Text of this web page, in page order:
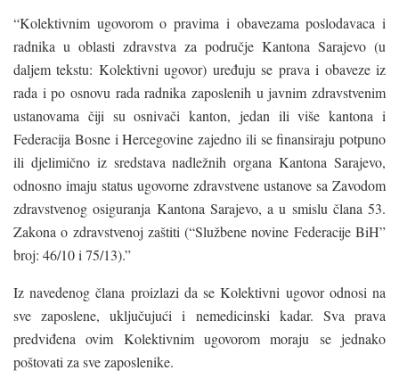
“Kolektivnim ugovorom o pravima i obavezama poslodavaca i
radnika u oblasti zdravstva za područje Kantona Sarajevo (u
daljem tekstu: Kolektivni ugovor) uređuju se prava i obaveze iz
rada i po osnovu rada radnika zaposlenih u javnim zdravstvenim
ustanovama čiji su osnivači kanton, jedan ili više kantona i
Federacija Bosne i Hercegovine zajedno ili se finansiraju potpuno
ili djelimično iz sredstava nadležnih organa Kantona Sarajevo,
odnosno imaju status ugovorne zdravstvene ustanove sa Zavodom
zdravstvenog osiguranja Kantona Sarajevo, a u smislu člana 53.
Zakona o zdravstvenoj zaštiti (“Službene novine Federacije BiH”
broj: 46/10 i 75/13).”
Iz navedenog člana proizlazi da se Kolektivni ugovor odnosi na
sve zaposlene, uključujući i nemedicinski kadar. Sva prava
predviđena ovim Kolektivnim ugovorom moraju se jednako
poštovati za sve zaposlenike.